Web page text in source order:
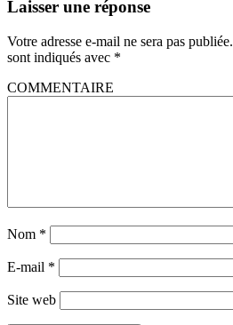
Laisser une réponse
Votre adresse e-mail ne sera pas publiée.
sont indiqués avec *
COMMENTAIRE
Nom *
E-mail *
Site web